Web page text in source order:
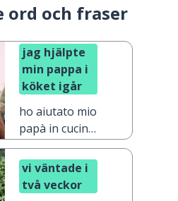
ord och fraser
jag hjälpte
min pappa i
köket igår
ho aiutato mio
papà in cucina
ieri
vi väntade i
två veckor